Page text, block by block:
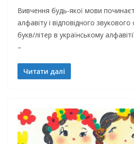
Вивчення будь-якої мови
алфавіту і відповідного звукового
букв/літер в українському
–
Читати далі